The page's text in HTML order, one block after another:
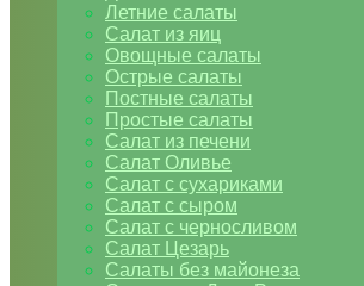
Летние салаты
Салат из яиц
Овощные салаты
Острые салаты
Постные салаты
Простые салаты
Салат из печени
Салат Оливье
Салат с сухариками
Салат с сыром
Салат с черносливом
Салат Цезарь
Салаты без майонеза